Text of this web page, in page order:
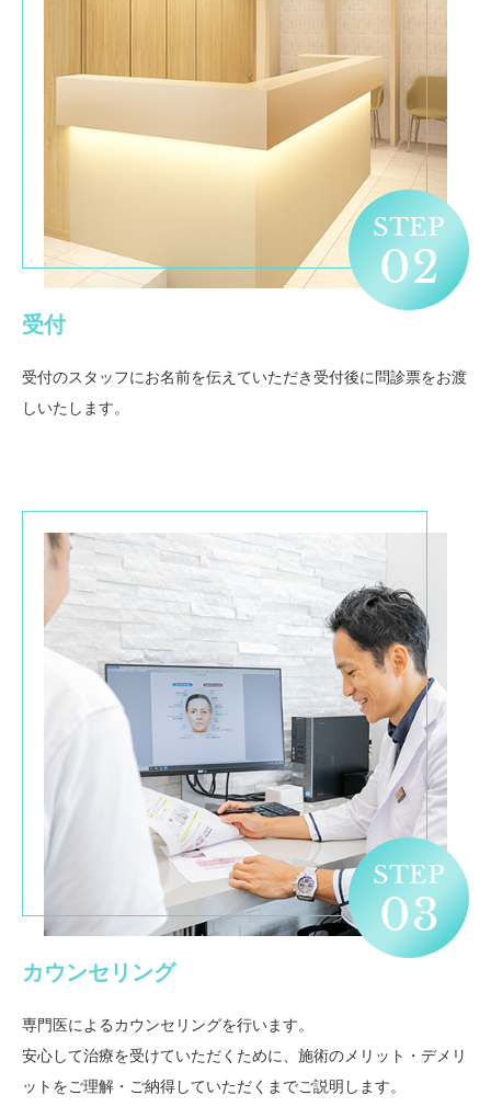
受付
受付のスタッフにお名前を伝えていただき受付後に問診票をお渡
しいたします。
カウンセリング
専門医によるカウンセリングを行います。
安心して治療を受けていただくために、施術のメリット・デメリ
ットをご理解・ご納得していただくまでご説明します。